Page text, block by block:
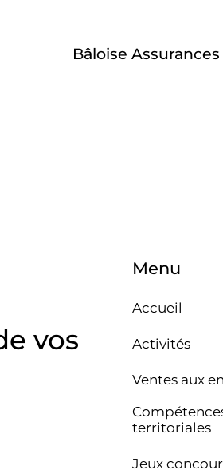
Bâloise
vos
Menu
Accueil
Activités
Ventes aux
territoriales
Jeux